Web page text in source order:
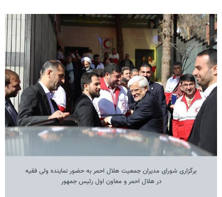
برگزاری شورای مدیران جمعیت هلال احمر به حضور نماینده ولی فقیه
در هلال احمر و معاون اول رئیس جمهور